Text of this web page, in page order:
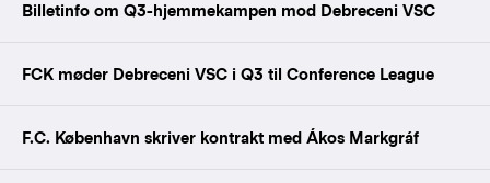
Billetinfo om Q3-hjemmekampen mod Debreceni VSC
FCK møder Debreceni VSC i Q3 til Conference League
F.C. København skriver kontrakt med Ákos Markgráf